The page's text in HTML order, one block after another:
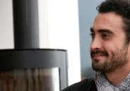
Sekt Perlen |
Idyllische